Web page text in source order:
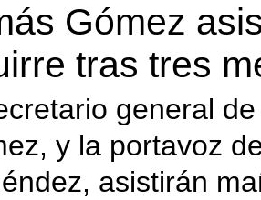
Gómez
tras tres
general
y la portavoz
asistirán